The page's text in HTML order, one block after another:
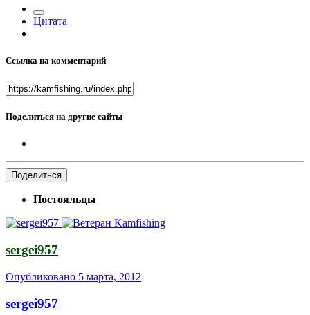
Цитата
Ссылка на комментарий
Поделиться на другие сайты
Поделиться
Постояльцы
sergei957
Опубликовано 5 марта, 2012
sergei957